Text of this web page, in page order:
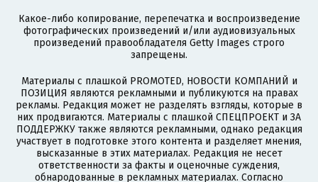
Какое-либо копирование, перепечатка и воспроизведение
фотографических произведений и/или аудиовизуальных
произведений правообладателя Getty Images строго
запрещены.
Материалы с плашкой PROMOTED, НОВОСТИ КОМПАНИЙ и
ПОЗИЦИЯ являются рекламными и публикуются на правах
рекламы. Редакция может не разделять взгляды, которые в
них продвигаются. Материалы с плашкой СПЕЦПРОЕКТ и ЗА
ПОДДЕРЖКУ также являются рекламными, однако редакция
участвует в подготовке этого контента и разделяет мнения,
высказанные в этих материалах. Редакция не несет
ответственности за факты и оценочные суждения,
обнародованные в рекламных материалах. Согласно